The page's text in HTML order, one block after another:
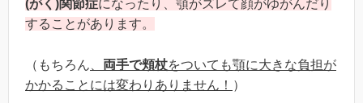
(がく)関節症になったり、顎がズレて顔がゆがんだり
することがあります。
（もちろん 両手で頬杖をついても顎に大きな負担が
かかることには変わりありません！ ）